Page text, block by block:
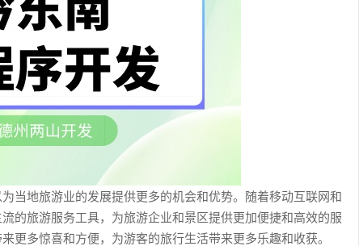
当地旅游业的发展提供更多的机会和优势。随着移动互联网和
的旅游服务工具，为旅游企业和景区提供更加便捷和高效的服
更多惊喜和方便，为游客的旅行生活带来更多乐趣和收获。